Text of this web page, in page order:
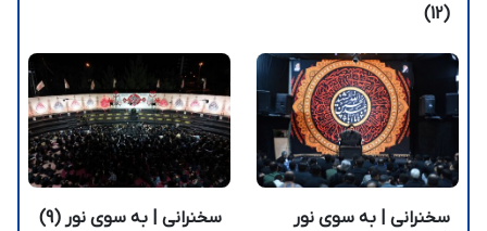
(12)
سخنرانی | به سوی نور
سخنرانی | به سوی نور (9)